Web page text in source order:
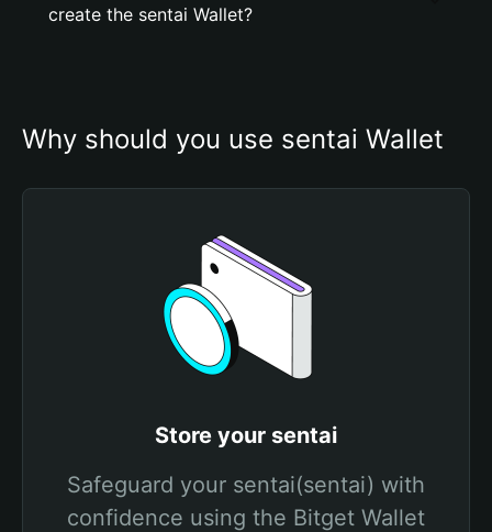
create the sentai Wallet?
Why should you use sentai Wallet
Store your sentai
Safeguard your sentai(sentai) with
confidence using the Bitget Wallet